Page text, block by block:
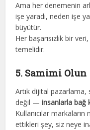
Ama her denemenin
işe yaradı, neden işe
büyütür.
Her başarısızlık bir
temelidir.
5. Samimi Olun
Artık dijital pazarlama,
değil —insanlarla bağ
Kullanıcılar markaların
ettikleri şey, siz neye